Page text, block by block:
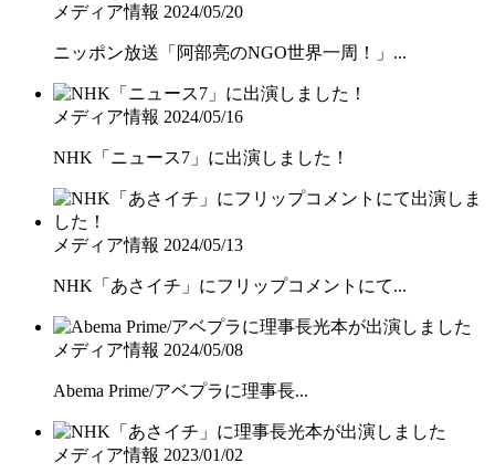
メディア情報 2024/05/20
ニッポン放送「阿部亮のNGO世界一周！」...
メディア情報 2024/05/16
NHK「ニュース7」に出演しました！
メディア情報 2024/05/13
NHK「あさイチ」にフリップコメントにて...
メディア情報 2024/05/08
Abema Prime/アベプラに理事長...
メディア情報 2023/01/02